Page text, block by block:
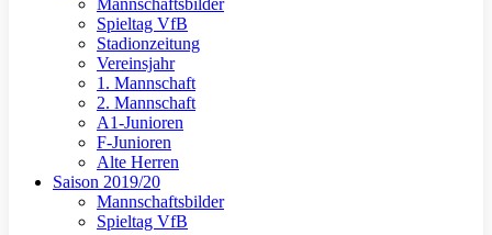
Spieltag VfB
Stadionzeitung
Vereinsjahr
1. Mannschaft
2. Mannschaft
A1-Junioren
F-Junioren
Alte Herren
Saison 2019/20
Mannschaftsbilder
Spieltag VfB